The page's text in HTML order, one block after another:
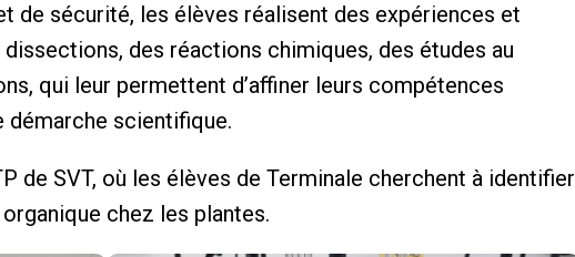
de sécurité, les élèves réalisent des expériences et
des réactions chimiques, des études au
qui leur permettent d’affiner leurs compétences
démarche scientifique.
de SVT, où les élèves de Terminale cherchent à identifier
chez les plantes.